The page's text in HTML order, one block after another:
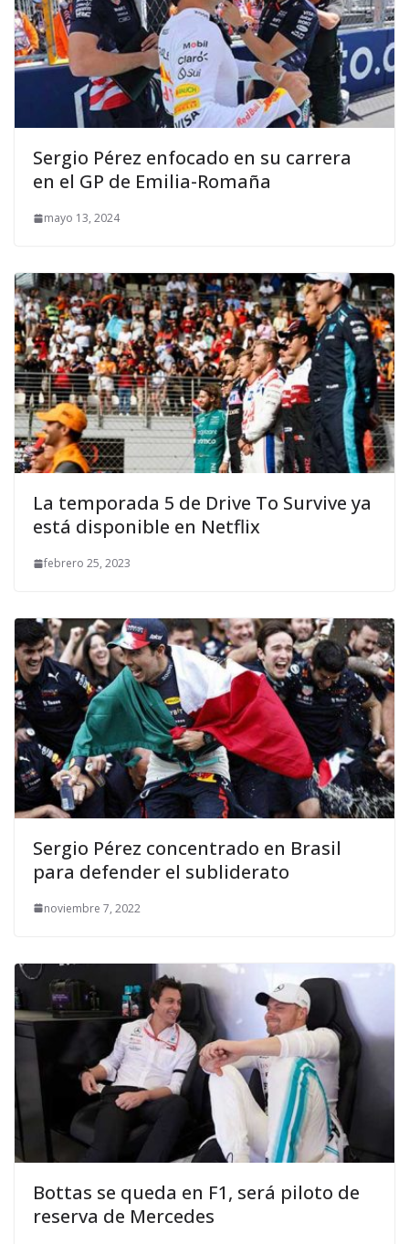
Sergio Pérez enfocado en su carrera
en el GP de Emilia-Romaña
mayo 13, 2024
La temporada 5 de Drive To Survive ya
está disponible en Netflix
febrero 25, 2023
Sergio Pérez concentrado en Brasil
para defender el subliderato
noviembre 7, 2022
Bottas se queda en F1, será piloto de
reserva de Mercedes